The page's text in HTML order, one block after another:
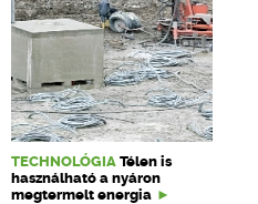
TECHNOLÓGIA Télen is
használható a nyáron
megtermelt energia